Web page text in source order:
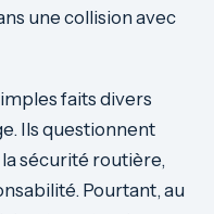
une collision avec
faits divers
Ils questionnent
sécurité routière,
Pourtant, au